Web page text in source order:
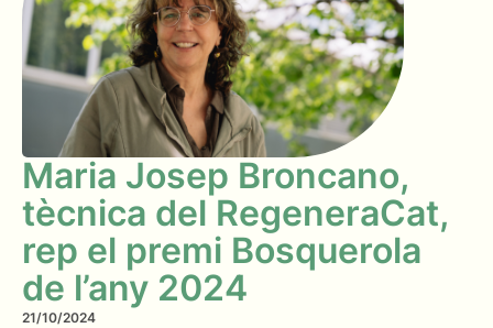
Maria Josep Broncano,
tècnica del RegeneraCat,
rep el premi Bosquerola
de l’any 2024
21/10/2024